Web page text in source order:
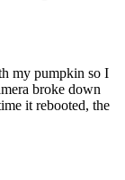
my pumpkin so I
broke down
it rebooted, the